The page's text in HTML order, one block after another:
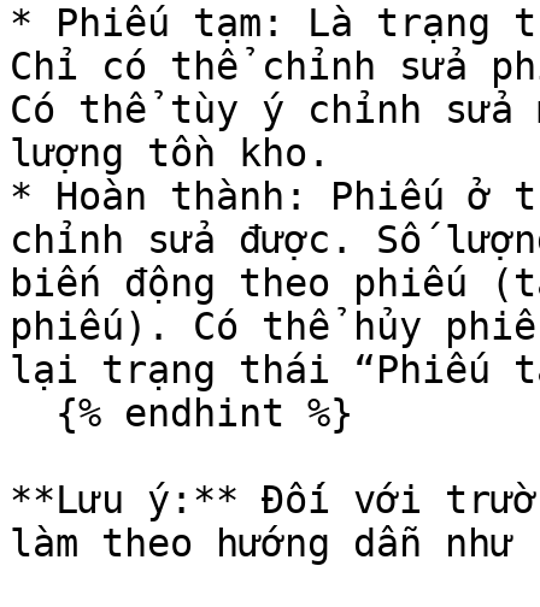
* Phiếu tạm: Là trạng
Chỉ có thể chỉnh sửa
Có thể tùy ý chỉnh sửa
lượng tồn kho.
* Hoàn thành: Phiếu ở
chỉnh sửa được. Số
biến động theo phiếu
phiếu). Có thể hủy
lại trạng thái “Phiếu
**Lưu ý:** Đối với
làm theo hướng dẫn như